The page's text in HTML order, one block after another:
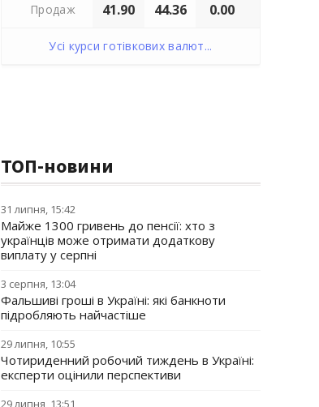
Продаж 41.90 44.36 0.00
Усі курси готівкових валют...
ТОП-новини
31 липня, 15:42
Майже 1300 гривень до пенсії: хто з
українців може отримати додаткову
виплату у серпні
3 серпня, 13:04
Фальшиві гроші в Україні: які банкноти
підробляють найчастіше
29 липня, 10:55
Чотириденний робочий тиждень в Україні:
експерти оцінили перспективи
29 липня, 13:51